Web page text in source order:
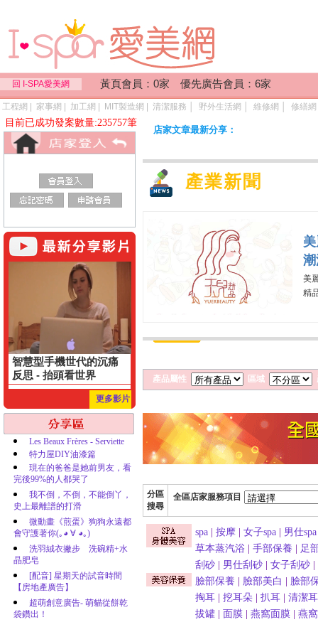
回 I-SPA愛美網 黃頁會員：0家 優先廣告會員：6家
工程網 家事網 加工網 MIT製造網 清潔服務 野外生活網 維修網 修繕網
目前已成功發案數量:235757筆
智慧型手機世代的沉痛
反思 - 抬頭看世界
更多影片
Les Beaux Frères - Serviette
特力屋DIY油漆篇
現在的爸爸是她前男友，看
完後99%的人都哭了
我不倒，不倒，不能倒丫，
史上最離譜的打滑
微動畫《煎蛋》狗狗永遠都
會守護著你(｡◕ ∀ ◕｡)
洗羽絨衣撇步 洗碗精+水
晶肥皂
[配音] 星期天的試音時間
【房地產廣告】
超萌創意廣告- 萌貓從餅乾
袋鑽出！
店家文章最新分享：
產業新聞
美
精
產品屬性 區域
分區
搜尋
全區店家服務項目
spa 按摩 女子spa 男仕spa
草本蒸汽浴
手部保養
足
刮砂
男仕刮砂 女子刮砂
臉部保養
臉部美白
臉部
掏耳
挖耳朵 扒耳
清潔
拔罐
面膜 燕窩面膜
燕